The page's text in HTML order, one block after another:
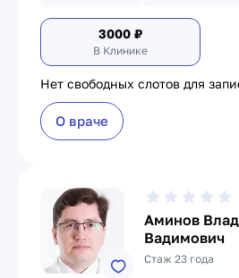
3000 ₽
В Клинике
Нет свободных слотов для
О враче
Аминов
Вадимович
Стаж 23 года